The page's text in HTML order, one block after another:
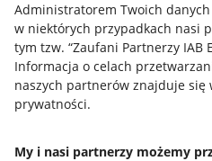
Administratorem Twoich
w niektórych przypadkach nasi
tym tzw. “Zaufani Partnerzy IAB
Informacja o celach
naszych partnerów znajduje
prywatności.
My i nasi partnerzy możemy
Przydatne informacje
Jak to działa